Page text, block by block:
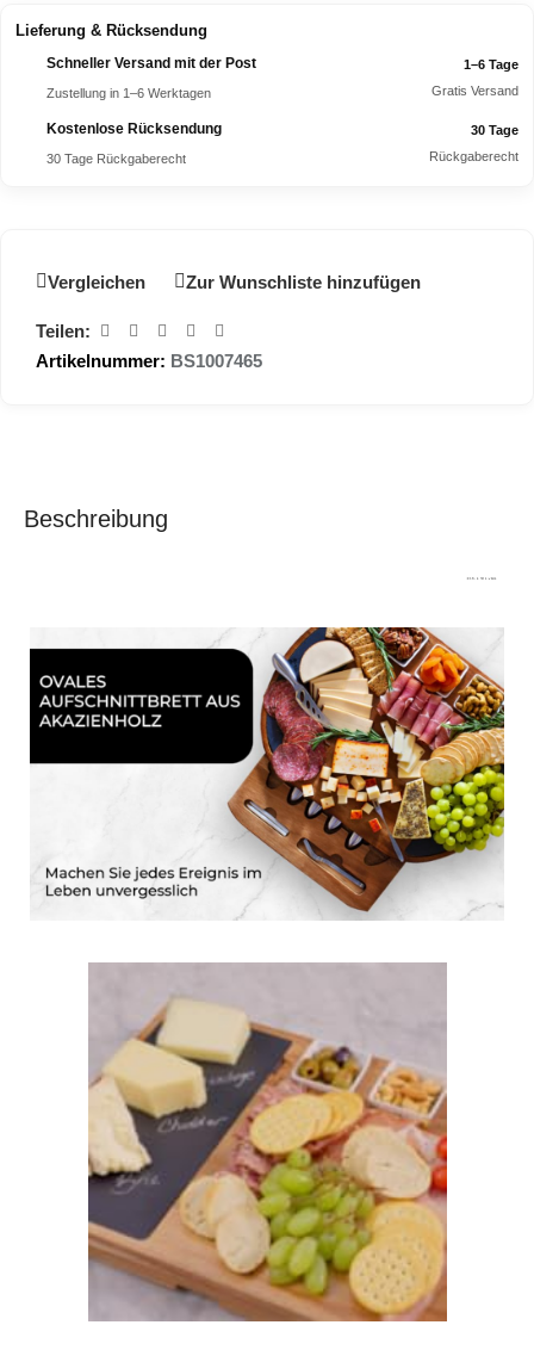
Lieferung & Rücksendung
Schneller Versand mit der Post
Zustellung in 1–6 Werktagen
1–6 Tage
Gratis Versand
Kostenlose Rücksendung
30 Tage Rückgaberecht
30 Tage
Rückgaberecht
Vergleichen Zur Wunschliste hinzufügen
Teilen:
Artikelnummer: BS1007465
Beschreibung